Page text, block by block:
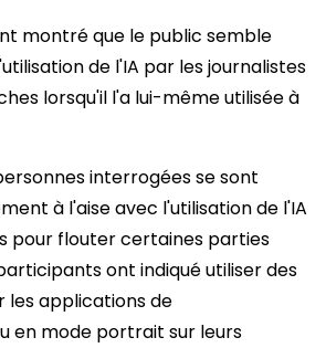
montré que le public semble
de l'IA par les journalistes
lorsqu'il l'a lui-même utilisée à
interrogées se sont
à l'aise avec l'utilisation de l'IA
pour flouter certaines parties
ont indiqué utiliser des
les applications de
en mode portrait sur leurs